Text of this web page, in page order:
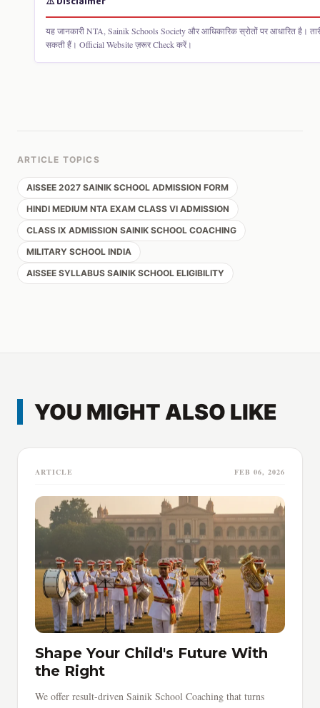
यह जानकारी NTA, Sainik Schools Society और आधिकारिक स्रोतों पर आधारित है।
सकती हैं। Official Website ज़रूर Check करें।
ARTICLE TOPICS
AISSEE 2027 SAINIK SCHOOL ADMISSION FORM
HINDI MEDIUM NTA EXAM CLASS VI ADMISSION
CLASS IX ADMISSION SAINIK SCHOOL COACHING
MILITARY SCHOOL INDIA
AISSEE SYLLABUS SAINIK SCHOOL ELIGIBILITY
YOU MIGHT ALSO LIKE
ARTICLE FEB 06, 2026
Shape Your Child's Future With
the Right
We offer result-driven Sainik School Coaching that turns